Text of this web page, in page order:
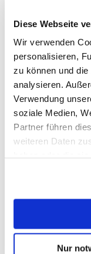
Diese Webseite
Wir verwenden
personalisieren,
zu können und
analysieren.
Verwendung
soziale Medien,
Partner führen
weiteren Daten
Cookies, wenn
Nur
Fachbach